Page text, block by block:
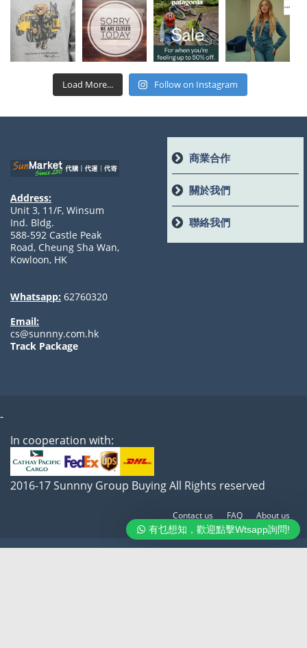
有乜想知，歡迎點擊Wtsapp詢問!
Load More... Follow on Instagram
Address:
Unit 3, 11/F, Winsum
Ind. Bldg.
588-592 Castle Peak
Road, Cheung Sha Wan,
Kowloon, HK
Whatsapp: 62760320
Email:
cs@sunnny.com.hk
Track Package
商業合作
關於我們
聯絡我們
-
In cooperation with:
2016-17 Sunnny Group Buying All Rights reserved
Contact us FAQ About us